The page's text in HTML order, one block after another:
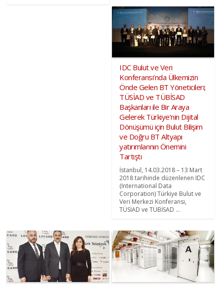
IDC Bulut ve Veri
Konferansı’nda Ülkemizin
Önde Gelen BT Yöneticileri;
TÜSİAD ve TÜBİSAD
Başkanları ile Bir Araya
Gelerek Türkiye’nin Dijital
Dönüşümü için Bulut Bilişim
ve Doğru BT Altyapı
yatırımlarının Önemini
Tartıştı
İstanbul, 14.03.2018 – 13 Mart
2018 tarihinde düzenlenen IDC
(International Data
Corporation) Türkiye Bulut ve
Veri Merkezi Konferansı,
TÜSİAD ve TÜBİSAD ...